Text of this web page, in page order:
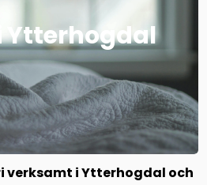
Ytterhogdal
verksamt i Ytterhogdal och